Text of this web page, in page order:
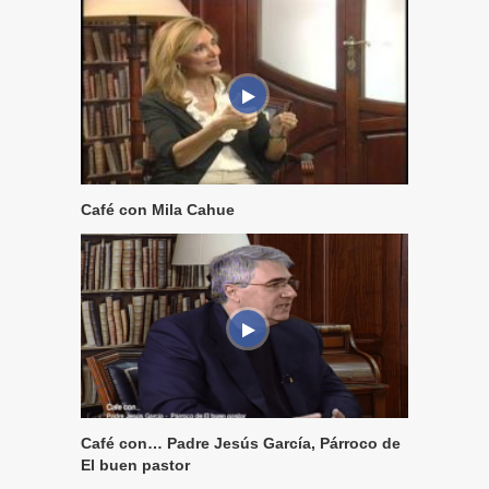
Café con Mila Cahue
Café con… Padre Jesús García, Párroco de
El buen pastor